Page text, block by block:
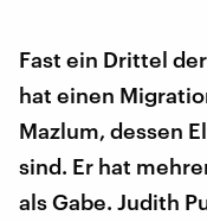
Fast ein Drittel
hat einen
Mazlum, dessen
sind. Er hat
als Gabe. Judith